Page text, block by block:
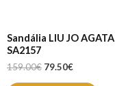
Sandália LIU JO AGATA
SA2157
159.00€ 79.50€